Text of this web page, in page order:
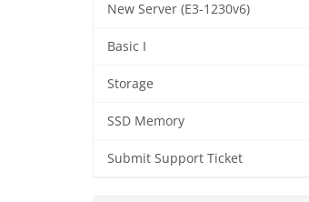
New Server (E3-1230v6)
Basic I
Storage
SSD Memory
Submit Support Ticket